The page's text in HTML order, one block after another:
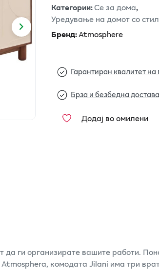
Категории:Се за дома,
Уредување на домот со стил
Бренд:Atmosphere
Гарантиран квалитет
Брза и безбедна достава
Додај во омилени
да ги организирате вашите работи.
комодата Jilani има три